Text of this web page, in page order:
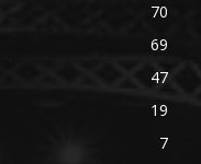
70
69
47
19
7